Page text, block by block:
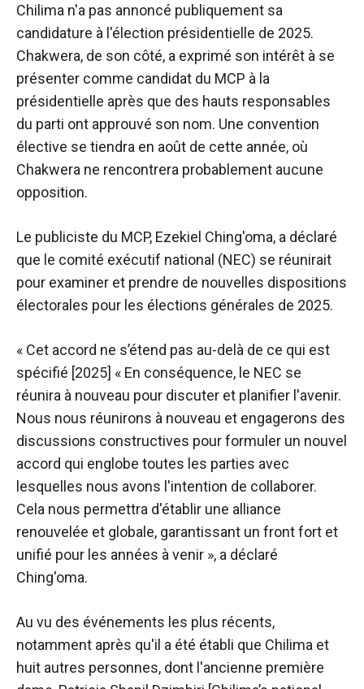
Chilima n'a pas annoncé publiquement sa
candidature à l'élection présidentielle de 2025.
Chakwera, de son côté, a exprimé son intérêt à se
présenter comme candidat du MCP à la
présidentielle après que des hauts responsables
du parti ont approuvé son nom. Une convention
élective se tiendra en août de cette année, où
Chakwera ne rencontrera probablement aucune
opposition.
Le publiciste du MCP, Ezekiel Ching'oma, a déclaré
que le comité exécutif national (NEC) se réunirait
pour examiner et prendre de nouvelles dispositions
électorales pour les élections générales de 2025.
« Cet accord ne s’étend pas au-delà de ce qui est
spécifié [2025] « En conséquence, le NEC se
réunira à nouveau pour discuter et planifier l'avenir.
Nous nous réunirons à nouveau et engagerons des
discussions constructives pour formuler un nouvel
accord qui englobe toutes les parties avec
lesquelles nous avons l'intention de collaborer.
Cela nous permettra d'établir une alliance
renouvelée et globale, garantissant un front fort et
unifié pour les années à venir », a déclaré
Ching'oma.
Au vu des événements les plus récents,
notamment après qu'il a été établi que Chilima et
huit autres personnes, dont l'ancienne première